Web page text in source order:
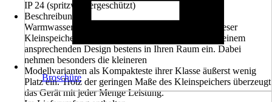
IP 24 (spritzwassergeschützt)
Beschreibung
Warmwasserbereitung von ihrer schönsten Seite: Dieser
Kleinspeicher zur Untertischmontage fügt sich mit seinem
ansprechenden Design bestens in Ihren Raum ein. Dabei
nehmen besonders die kleineren
Modellvarianten als Kompakteste ihrer Klasse äußerst wenig
Platz ein. Trotz der geringen Maße des Kleinspeichers überzeugt
das Gerät mit jeder Menge Leistung.
Broschüre